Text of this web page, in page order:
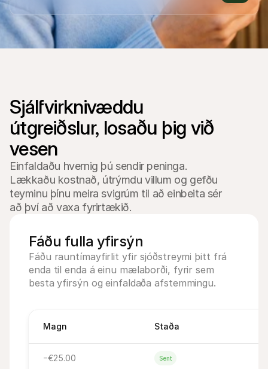
Sjálfvirknivæddu
útgreiðslur, losaðu þig við
Einfaldaðu hvernig þú sendir peninga.
Lækkaðu kostnað, útrýmdu villum og gefðu
teyminu þínu meira svigrúm til að einbeita sér
að því að vaxa fyrirtækið.
Fáðu fulla yfirsýn
Fáðu rauntímayfirlit yfir sjóðstreymi þitt frá
enda til enda á einu mælaborði, fyrir sem
besta yfirsýn og einfaldaða afstemmingu.
Magn Staða
−€25.00 Sent
Fyrir kaupendur
Fáðu að vita hvers vegna Mollie er á bankayfirlitinu þínu
Fyrir Mollie viðskiptavini
Hafðu samband við þjónustuverið okkar
Hafðu samband við söludeild